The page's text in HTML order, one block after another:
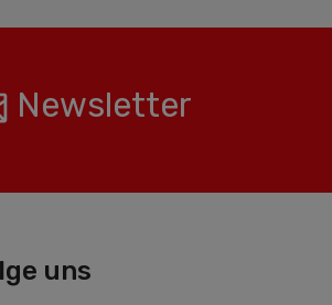
Newsletter
uns